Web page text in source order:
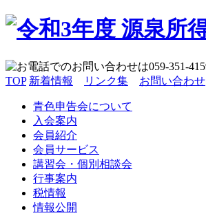
TOP 新着情報 リンク集 お問い合わせ
青色申告会について
入会案内
会員紹介
会員サービス
講習会・個別相談会
行事案内
税情報
情報公開